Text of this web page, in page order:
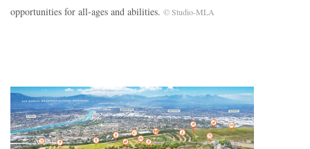
opportunities for all-ages and abilities. © Studio-MLA